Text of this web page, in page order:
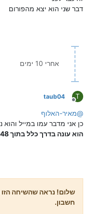
דבר שני הוא יצא מהפורום
אחרי 10 ימים
T
מנותק
taub04
@מאיר-האלוף
כן אני מדבר עמו במייל והוא
הוא עונה בדרך כלל בתוך 48 שעות.
שלום! נראה שהשיחה הזו
חשבון.